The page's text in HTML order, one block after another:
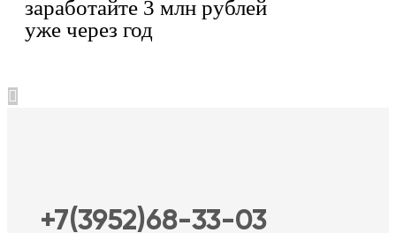
заработайте 3 млн рублей
уже через год
+7(3952)68-33-03